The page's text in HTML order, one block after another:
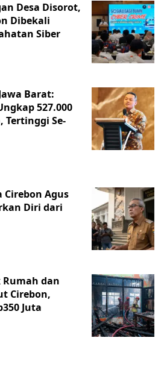
Desa Disorot,
Dibekali
Siber
Barat:
527.000
Tertinggi Se-
Cirebon Agus
Diri dari
Rumah dan
Cirebon,
Juta